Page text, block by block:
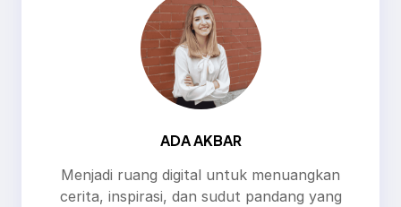
ADA AKBAR
Menjadi ruang digital untuk menuangkan
cerita, inspirasi, dan sudut pandang yang